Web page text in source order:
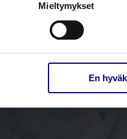
Mieltymykset
En